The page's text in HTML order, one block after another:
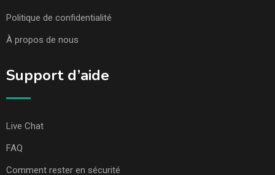
Politique de confidentialité
À propos de nous
Support d’aide
Live Chat
FAQ
Comment rester en sécurité